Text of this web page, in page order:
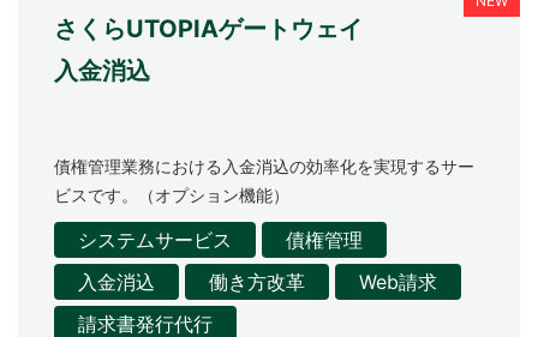
さくらUTOPIAゲートウェイ
入金消込
債権管理業務における入金消込の効率化を実現するサー
ビスです。（オプション機能）
システムサービス
債権管理
入金消込
働き方改革
Web請求
請求書発行代行